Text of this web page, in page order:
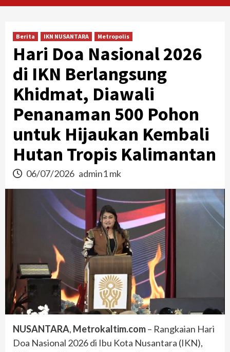
Berita IKN NUSANTARA Metropolis
Hari Doa Nasional 2026
di IKN Berlangsung
Khidmat, Diawali
Penanaman 500 Pohon
untuk Hijaukan Kembali
Hutan Tropis Kalimantan
06/07/2026 admin1 mk
NUSANTARA, Metrokaltim.com– Rangkaian Hari
Doa Nasional 2026 di Ibu Kota Nusantara (IKN),